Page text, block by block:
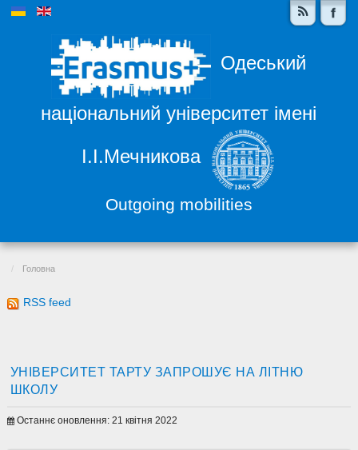
Одеський
національний університет імені
І.І.Мечникова
Outgoing mobilities
Головна
RSS feed
УНІВЕРСИТЕТ ТАРТУ ЗАПРОШУЄ НА ЛІТНЮ
ШКОЛУ
Останнє оновлення: 21 квітня 2022